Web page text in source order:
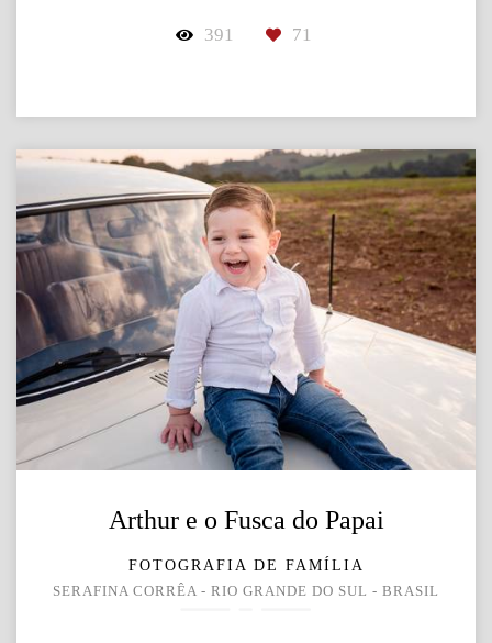
391 71
Arthur e o Fusca do Papai
FOTOGRAFIA DE FAMÍLIA
SERAFINA CORRÊA - RIO GRANDE DO SUL - BRASIL